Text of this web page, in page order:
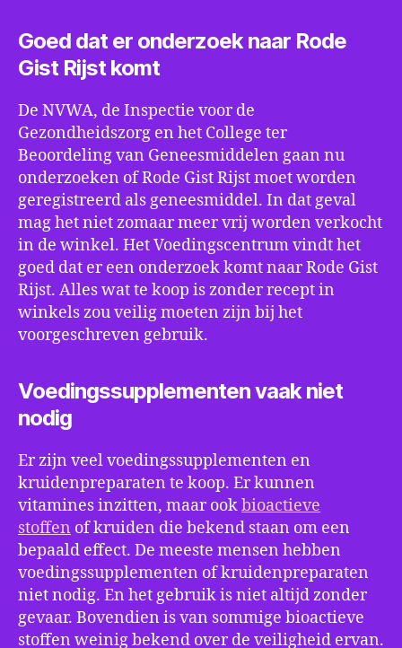
Goed dat er onderzoek naar Rode
Gist Rijst komt
De NVWA, de Inspectie voor de
Gezondheidszorg en het College ter
Beoordeling van Geneesmiddelen gaan nu
onderzoeken of Rode Gist Rijst moet worden
geregistreerd als geneesmiddel. In dat geval
mag het niet zomaar meer vrij worden verkocht
in de winkel. Het Voedingscentrum vindt het
goed dat er een onderzoek komt naar Rode Gist
Rijst. Alles wat te koop is zonder recept in
winkels zou veilig moeten zijn bij het
voorgeschreven gebruik.
Voedingssupplementen vaak niet
nodig
Er zijn veel voedingssupplementen en
kruidenpreparaten te koop. Er kunnen
vitamines inzitten, maar ookbioactieve
stoffen of kruiden die bekend staan om een
bepaald effect. De meeste mensen hebben
voedingssupplementen of kruidenpreparaten
niet nodig. En het gebruik is niet altijd zonder
gevaar. Bovendien is van sommige bioactieve
stoffen weinig bekend over de veiligheid ervan.